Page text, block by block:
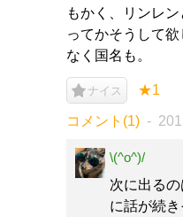
もかく、リンレ
ってかそうして
なく国名も。
ナイス ★1
コメント(1)
\(^o^)/
次に出る
に話が続き